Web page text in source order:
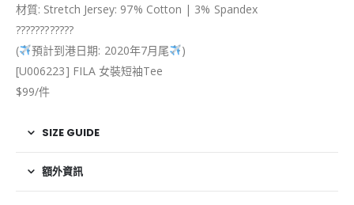
材質: Stretch Jersey: 97% Cotton | 3% Spandex
????????????
(
預計到港日期: 2020年7月尾
)
[U006223] FILA 女裝短袖Tee
$99/件
SIZE GUIDE
額外資訊